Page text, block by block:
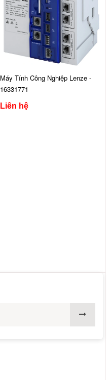
Máy Tính Công Nghiệp Lenze -
16331771
Liên hệ